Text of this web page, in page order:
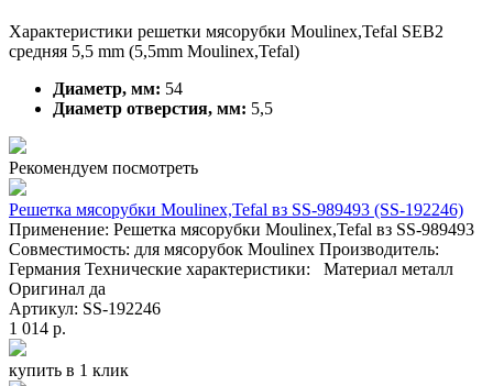
Характеристики решетки мясорубки Moulinex,Tefal SEB2
средняя 5,5 mm (5,5mm Moulinex,Tefal)
Диаметр, мм: 54
Диаметр отверстия, мм: 5,5
Рекомендуем посмотреть
Решетка мясорубки Moulinex,Tefal вз SS-989493 (SS-192246)
Применение: Решетка мясорубки Moulinex,Tefal вз SS-989493
Совместимость: для мясорубок Moulinex Производитель:
Германия Технические характеристики: Материал металл
Оригинал да
Артикул: SS-192246
1 014 р.
купить в 1 клик